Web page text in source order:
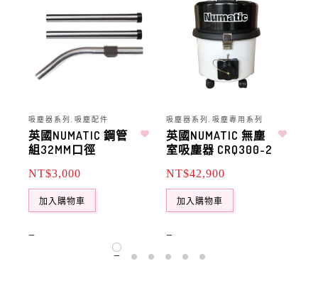
吸塵器系列 吸塵配件
英國NUMATIC 鋼管
組32MM口徑
NT$3,000
加入購物車
吸塵器系列 吸塵專用系列
英國NUMATIC 無塵
室吸塵器 CRQ300-2
NT$42,900
加入購物車